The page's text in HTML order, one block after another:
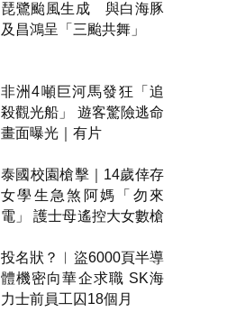
琵鷺颱風生成 與白海豚
及昌鴻呈「三颱共舞」
非洲4噸巨河馬發狂「追
殺觀光船」 遊客驚險逃命
畫面曝光｜有片
泰國校園槍擊｜14歲倖存
女學生急煞阿媽「勿來
電」 護士母遙控大女數槍
投名狀？︱盜6000頁半導
體機密向華企求職 SK海
力士前員工囚18個月